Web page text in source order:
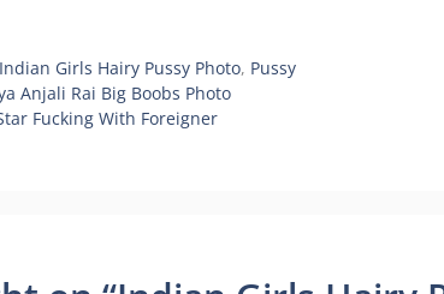
Indian Girls Hairy Pussy Photo, Pussy
Anjali Rai Big Boobs Photo
Fucking With Foreigner